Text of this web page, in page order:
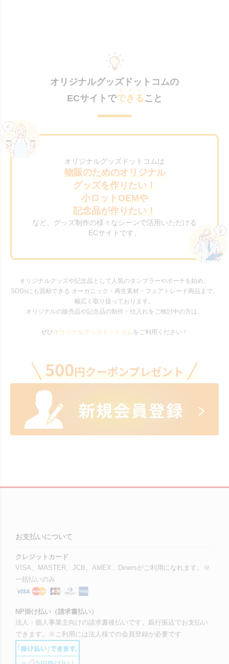
オリジナルグッズドットコムの
ECサイトでできること
オリジナルグッズドットコムは
物販のためのオリジナル
グッズを作りたい！
小ロットOEMや
記念品が作りたい！
など、グッズ制作の様々なシーンで活用いただける
ECサイトです。
オリジナルグッズや記念品として人気のタンブラーやポーチを始め、
SDGsにも貢献できる オーガニック・再生素材・フェアトレード商品まで、
幅広く取り扱っております。
オリジナルの販売品や記念品の制作・仕入れをご検討中の方は、
ぜひオリジナルグッズドットコム をご利用ください！
お支払いについて
クレジットカード
VISA、MASTER、JCB、AMEX、Dinersがご利用になれます。※
一括払いのみ
NP掛け払い（請求書払い）
法人・個人事業主向けの請求書後払いです。銀行振込でお支払い
できます。※ご利用には法人様での会員登録が必要です